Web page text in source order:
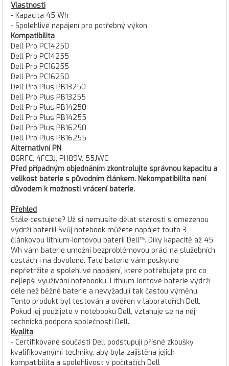
Vlastnosti
- Kapacita 45 Wh
- Spolehlivé napájení pro potřebný výkon
Kompatibilita
Dell Pro PC14250
Dell Pro PC14255
Dell Pro PC16255
Dell Pro PC16250
Dell Pro Plus PB13250
Dell Pro Plus PB13255
Dell Pro Plus PB14250
Dell Pro Plus PB14255
Dell Pro Plus PB16250
Dell Pro Plus PB16255
Alternativní PN
86RFC, 4FC3J, PH89V, 55JWC
Před případným objednáním zkontrolujte správnou kapacitu a
velikost baterie s původním článkem. Nekompatibilita není
důvodem k možnosti vrácení baterie.
Přehled
Stále cestujete? Už si nemusíte dělat starosti s omezenou
výdrží baterií! Svůj notebook můžete napájet touto 3-
článkovou lithium-iontovou baterií Dell™. Díky kapacitě až 45
Wh vám baterie umožní bezproblémovou práci na služebních
cestách i na dovolené. Tato baterie vám poskytne
nepřetržité a spolehlivé napájení, které potřebujete pro co
nejlepší využívání notebooku. Lithium-iontové baterie vydrží
déle než běžné baterie a nevyžadují tak častou výměnu.
Tento produkt byl testován a ověřen v laboratořích Dell.
Pokud jej použijete v notebooku Dell, vztahuje se na něj
technická podpora společnosti Dell.
Kvalita
- Certifikované součásti Dell podstupují přísné zkoušky
kvalifikovanými techniky, aby byla zajištěna jejich
kompatibilita a spolehlivost v počítačích Dell